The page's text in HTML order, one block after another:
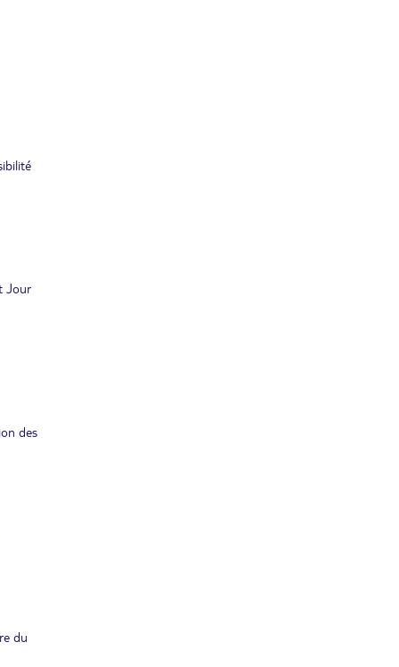
Jour
des
du